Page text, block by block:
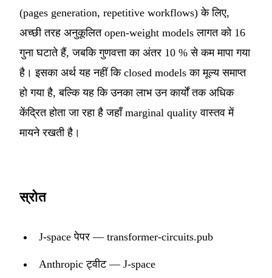
(pages generation, repetitive workflows) के लिए,
अच्छी तरह अनुकूलित open-weight models लागत को 16
गुना घटाते हैं, जबकि गुणवत्ता का अंतर 10 % से कम मापा गया
है। इसका अर्थ यह नहीं कि closed models का मूल्य समाप्त
हो गया है, बल्कि यह कि उनका लाभ उन कार्यों तक अधिक
केंद्रित होता जा रहा है जहाँ marginal quality वास्तव में
मायने रखती है।
स्रोत
J-space पेपर — transformer-circuits.pub
Anthropic ट्वीट — J-space